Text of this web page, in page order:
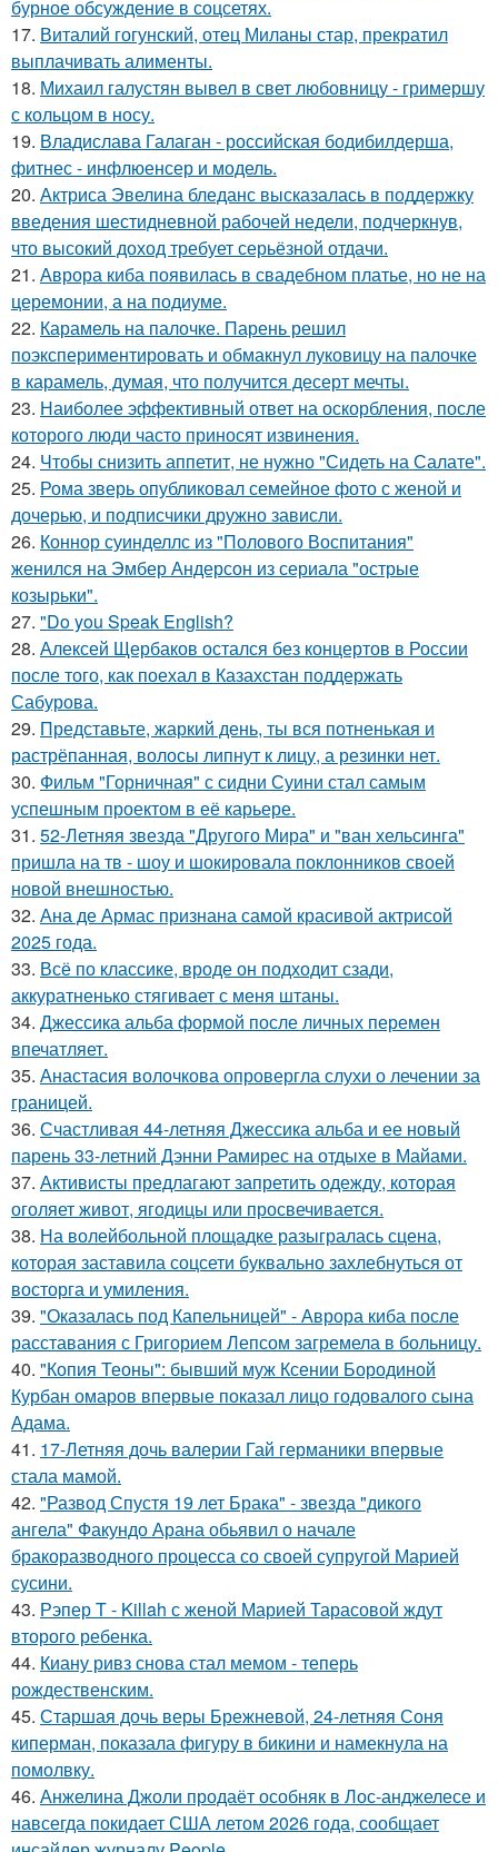
бурное обсуждение в соцсетях.
17. Виталий гогунский, отец Миланы стар, прекратил
выплачивать алименты.
18. Михаил галустян вывел в свет любовницу - гримершу
с кольцом в носу.
19. Владислава Галаган - российская бодибилдерша,
фитнес - инфлюенсер и модель.
20. Актриса Эвелина бледанс высказалась в поддержку
введения шестидневной рабочей недели, подчеркнув,
что высокий доход требует серьёзной отдачи.
21. Аврора киба появилась в свадебном платье, но не на
церемонии, а на подиуме.
22. Карамель на палочке. Парень решил
поэкспериментировать и обмакнул луковицу на палочке
в карамель, думая, что получится десерт мечты.
23. Наиболее эффективный ответ на оскорбления, после
которого люди часто приносят извинения.
24. Чтобы снизить аппетит, не нужно "Сидеть на Салате".
25. Рома зверь опубликовал семейное фото с женой и
дочерью, и подписчики дружно зависли.
26. Коннор суинделлс из "Полового Воспитания"
женился на Эмбер Андерсон из сериала "острые
козырьки".
27. "Do you Speak English?
28. Алексей Щербаков остался без концертов в России
после того, как поехал в Казахстан поддержать
Сабурова.
29. Представьте, жаркий день, ты вся потненькая и
растрёпанная, волосы липнут к лицу, а резинки нет.
30. Фильм "Горничная" с сидни Суини стал самым
успешным проектом в её карьере.
31. 52-Летняя звезда "Другого Мира" и "ван хельсинга"
пришла на тв - шоу и шокировала поклонников своей
новой внешностью.
32. Ана де Армас признана самой красивой актрисой
2025 года.
33. Всё по классике, вроде он подходит сзади,
аккуратненько стягивает с меня штаны.
34. Джессика альба формой после личных перемен
впечатляет.
35. Анастасия волочкова опровергла слухи о лечении за
границей.
36. Счастливая 44-летняя Джессика альба и ее новый
парень 33-летний Дэнни Рамирес на отдыхе в Майами.
37. Активисты предлагают запретить одежду, которая
оголяет живот, ягодицы или просвечивается.
38. На волейбольной площадке разыгралась сцена,
которая заставила соцсети буквально захлебнуться от
восторга и умиления.
39. "Оказалась под Капельницей" - Аврора киба после
расставания с Григорием Лепсом загремела в больницу.
40. "Копия Теоны": бывший муж Ксении Бородиной
Курбан омаров впервые показал лицо годовалого сына
Адама.
41. 17-Летняя дочь валерии Гай германики впервые
стала мамой.
42. "Развод Спустя 19 лет Брака" - звезда "дикого
ангела" Факундо Арана обьявил о начале
бракоразводного процесса со своей супругой Марией
сусини.
43. Рэпер T - Killah с женой Марией Тарасовой ждут
второго ребенка.
44. Киану ривз снова стал мемом - теперь
рождественским.
45. Старшая дочь веры Брежневой, 24-летняя Соня
киперман, показала фигуру в бикини и намекнула на
помолвку.
46. Анжелина Джоли продаёт особняк в Лос-анджелесе и
навсегда покидает США летом 2026 года, сообщает